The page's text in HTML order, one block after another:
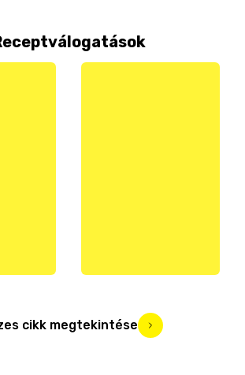
cikk megtekintése